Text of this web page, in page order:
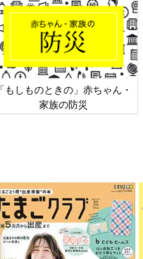
「もしものときの」赤ちゃん・
家族の防災